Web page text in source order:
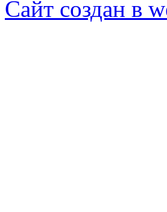
Сайт создан в